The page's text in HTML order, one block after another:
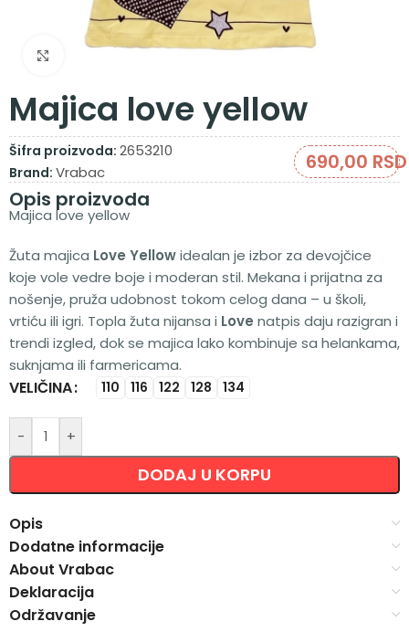
Majica love yellow
Šifra proizvoda: 2653210
Brand: Vrabac 690,00 RSD
Opis proizvoda
Majica love yellow
Žuta majica Love Yellowidealan je izbor za devojčice
koje vole vedre boje i moderan stil. Mekana i prijatna za
nošenje, pruža udobnost tokom celog dana – u školi,
vrtiću ili igri. Topla žuta nijansa i Love natpis daju razigran i
trendi izgled, dok se majica lako kombinuje sa helankama,
suknjama ili farmericama.
VELIČINA 110 116 122 128 134
- +
DODAJ U KORPU
Alternative:
Opis
Dodatne informacije
About Vrabac
Deklaracija
Održavanje